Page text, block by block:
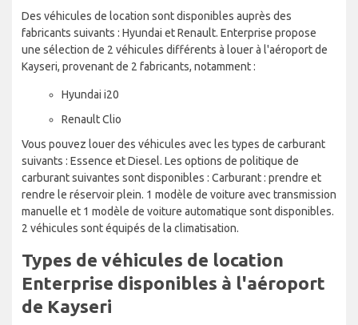
Des véhicules de location sont disponibles auprès des
fabricants suivants : Hyundai et Renault. Enterprise propose
une sélection de 2 véhicules différents à louer à l'aéroport de
Kayseri, provenant de 2 fabricants, notamment :
Hyundai i20
Renault Clio
Vous pouvez louer des véhicules avec les types de carburant
suivants : Essence et Diesel. Les options de politique de
carburant suivantes sont disponibles : Carburant : prendre et
rendre le réservoir plein. 1 modèle de voiture avec transmission
manuelle et 1 modèle de voiture automatique sont disponibles.
2 véhicules sont équipés de la climatisation.
Types de véhicules de location
Enterprise disponibles à l'aéroport
de Kayseri